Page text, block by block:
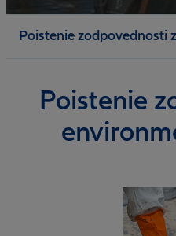
Poistenie zodpovednosti
Poistenie
Dokumenty
Poistenie